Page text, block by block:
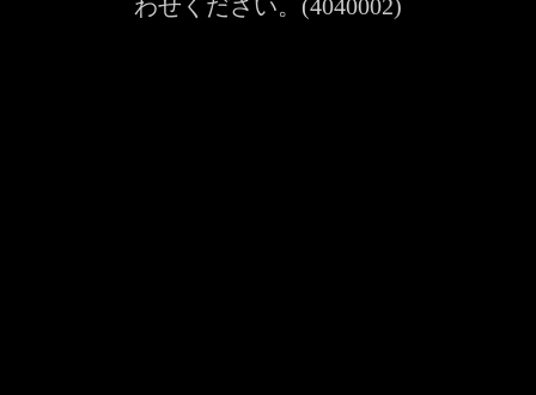
わせください。(4040002)